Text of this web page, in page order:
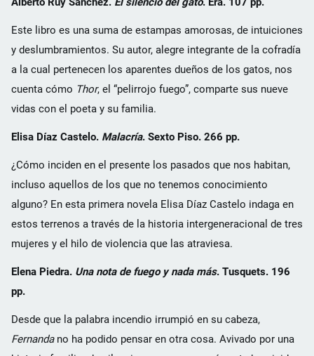
Este libro es una suma de estampas amorosas, de intuiciones
y deslumbramientos. Su autor, alegre integrante de la cofradía
a la cual pertenecen los aparentes dueños de los gatos, nos
cuenta cómo Thor, el “pelirrojo fuego”, comparte sus nueve
vidas con el poeta y su familia.
Elisa Díaz Castelo. Malacría. Sexto Piso. 266 pp.
¿Cómo inciden en el presente los pasados que nos habitan,
incluso aquellos de los que no tenemos conocimiento
alguno? En esta primera novela Elisa Díaz Castelo indaga en
estos terrenos a través de la historia intergeneracional de tres
mujeres y el hilo de violencia que las atraviesa.
Elena Piedra. Una nota de fuego y nada más. Tusquets. 196
pp.
Desde que la palabra incendio irrumpió en su cabeza,
Fernandano ha podido pensar en otra cosa. Avivado por una